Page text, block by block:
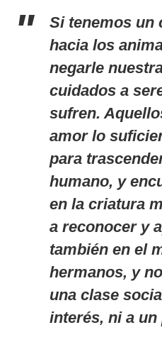
Si tenemos un
hacia los
negarle
cuidados a
sufren.
amor lo
para
humano, y
en la criatura
a reconocer y
también en el
hermanos, y
una clase
interés, ni a un